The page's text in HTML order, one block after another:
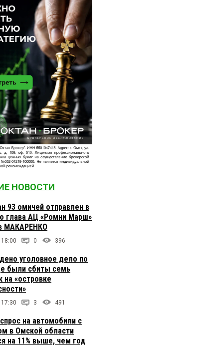
НОВОСТИ
93 омичей отправлен в
глава АЦ «Ромни Марш»
МАКАРЕНКО
18:00 0 396
уголовное дело по
были сбиты семь
на «островке
17:30 3 491
на автомобили с
в Омской области
на 11% выше, чем год